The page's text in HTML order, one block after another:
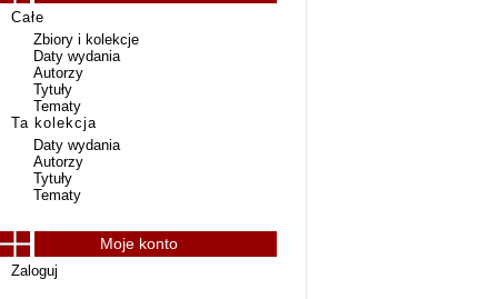
Całe
Zbiory i kolekcje
Daty wydania
Autorzy
Tytuły
Tematy
Ta kolekcja
Daty wydania
Autorzy
Tytuły
Tematy
Moje konto
Zaloguj